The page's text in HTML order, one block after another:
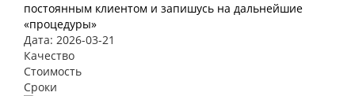
постоянным клиентом и запишусь на дальнейшие
«процедуры»
Дата: 2026-03-21
Качество
Стоимость
Сроки